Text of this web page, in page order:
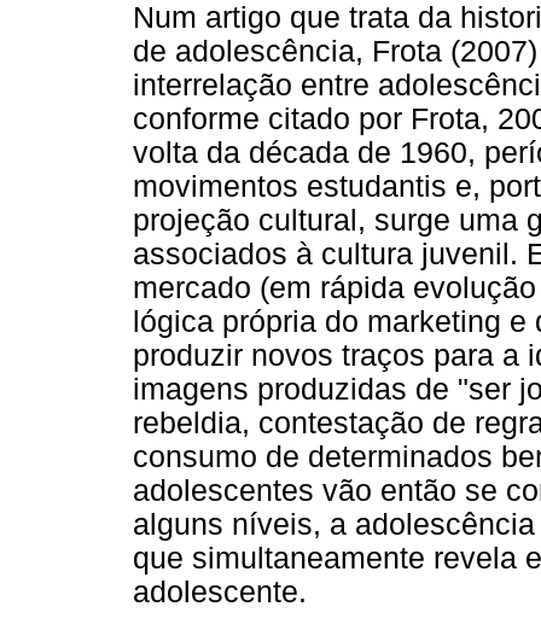
Num artigo que trata da
de adolescência, Frota
interrelação entre
conforme citado por Frota,
volta da década de 1960,
movimentos estudantis e,
projeção cultural, surge uma
associados à cultura juvenil.
mercado (em rápida
lógica própria do marketing
produzir novos traços para a
imagens produzidas de "ser
rebeldia, contestação de
consumo de determinados
adolescentes vão então se
alguns níveis, a
que simultaneamente revela
adolescente.